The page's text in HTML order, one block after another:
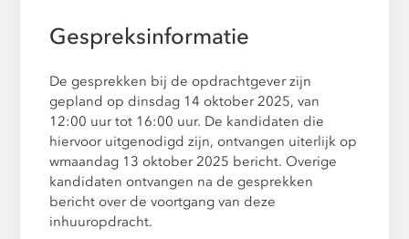
Gespreksinformatie
De gesprekken bij de opdrachtgever zijn
gepland op dinsdag 14 oktober 2025, van
12:00 uur tot 16:00 uur. De kandidaten die
hiervoor uitgenodigd zijn, ontvangen uiterlijk op
wmaandag 13 oktober 2025 bericht. Overige
kandidaten ontvangen na de gesprekken
bericht over de voortgang van deze
inhuuropdracht.